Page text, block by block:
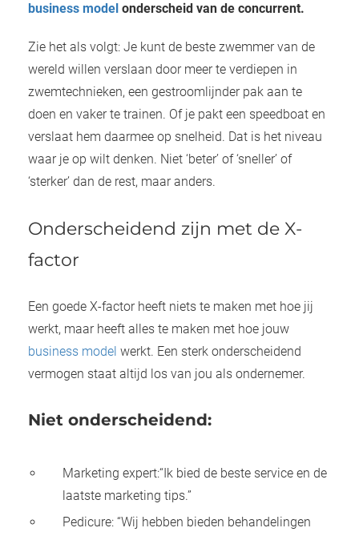
business model onderscheid van de concurrent.
Zie het als volgt: Je kunt de beste zwemmer van de
wereld willen verslaan door meer te verdiepen in
zwemtechnieken, een gestroomlijnder pak aan te
doen en vaker te trainen. Of je pakt een speedboat en
verslaat hem daarmee op snelheid. Dat is het niveau
waar je op wilt denken. Niet ‘beter’ of ‘sneller’ of
‘sterker’ dan de rest, maar anders.
Onderscheidend zijn met de X-
factor
Een goede X-factor heeft niets te maken met hoe jij
werkt, maar heeft alles te maken met hoe jouw
business model werkt. Een sterk onderscheidend
vermogen staat altijd los van jou als ondernemer.
Niet onderscheidend:
Marketing expert:“Ik bied de beste service en de
laatste marketing tips.”
Pedicure: “Wij hebben bieden behandelingen